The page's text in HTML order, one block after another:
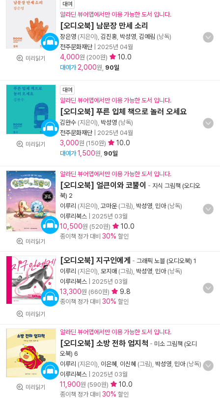
미리읽기
대여
알라딘 뷰어앱에서만 이용 가능한 도서 입니다.
[오디오북] 남문장 만세 소리
장은영 (지은이), 김진홍 박성영 김예림 (낭독)
전주문화재단| 2025년 04월
4,000원 (200원) 10.0
대여가 2,000원, 90일
미리읽기
대여
알라딘 뷰어앱에서만 이용 가능한 도서 입니다.
[오디오북] 푸른 입체 책으로 놀러 오세요
김완수 (지은이), 박성영 (낭독)
전주문화재단| 2025년 04월
3,000원 (150원) 10.0
대여가 1,500원, 90일
미리읽기
알라딘 뷰어앱에서만 이용 가능한 도서 입니다.
[오디오북] 얼큰이와 코뿔이 - 지식 그림책 (오디오
북) 2
이루리 (지은이), 고마운(그림), 박성영 민아(낭독)
이루리북스
2025년 03월
10,500원 (520원) 10.0
종이책 정가 대비 30% 할인
미리읽기
[오디오북] 지구인에게 - 그래픽 노블 (오디오북) 1
이루리 (지은이), 모지애 (그림), 박성영 민아(낭독)
이루리북스
2025년 03월
13,300원 (660원) 9.8
종이책 정가 대비 30% 할인
미리읽기
알라딘 뷰어앱에서만 이용 가능한 도서 입니다.
[오디오북] 소방 전하 엄지척 - 미소 그림책 (오디
오북) 6
이루리 (지은이), 이은혜 이신혜 (그림), 박성영 민아(낭독)
이루리북스
2025년 03월
11,900원 (590원) 10.0
종이책 정가 대비 30% 할인